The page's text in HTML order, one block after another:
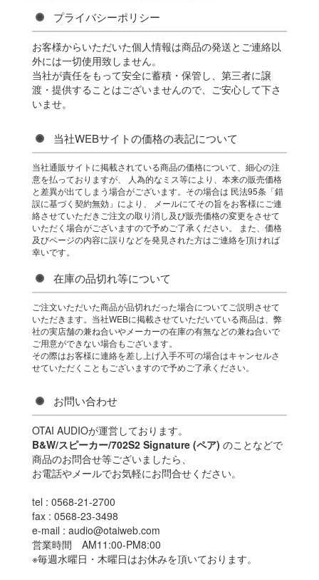
プライバシーポリシー
お客様からいただいた個人情報は商品の発送とご連絡以
外には一切使用致しません。
当社が責任をもって安全に蓄積・保管し、第三者に譲
渡・提供することはございませんので、ご安心して下さ
いませ。
当社WEBサイトの価格の表記について
当社通販サイトに掲載されている商品の価格について、細心の注
意を払っておりますが、 人為的なミス等により、本来の販売価格
と差異が出てしまう場合がございます。その場合は 民法95条「錯
誤に基づく契約無効」により、 メールにてその旨をお客様にご連
絡させていただきご注文の取り消し及び販売価格の変更をさせて
いただく場合がございますので予めご了承ください。 また、価格
及びページの内容に誤りなどを発見された方はご連絡を頂ければ
幸いです。
在庫の品切れ等について
ご注文いただいた商品が品切れだった場合についてご説明させて
いただきます。当社WEBに掲載させていただいている商品は、弊
社の実店舗の兼ね合いやメーカーの在庫の有無などの兼ね合いで
ご用意ができない場合もございます。
その際はお客様に連絡を差し上げ入手不可の場合はキャンセルさ
せていただくこともございますので予めご了承ください。
お問い合わせ
OTAI AUDIOが運営しております。
B&W/スピーカー/702S2 Signature (ペア) のことなどで
商品のお問合せ等ございましたら、
お電話やメールでお気軽にお問合せください。
tel : 0568-21-2700
fax : 0568-23-3498
e-mail : audio@otaiweb.com
営業時間 AM11:00-PM8:00
※毎週水曜日・木曜日はお休みを頂いております。